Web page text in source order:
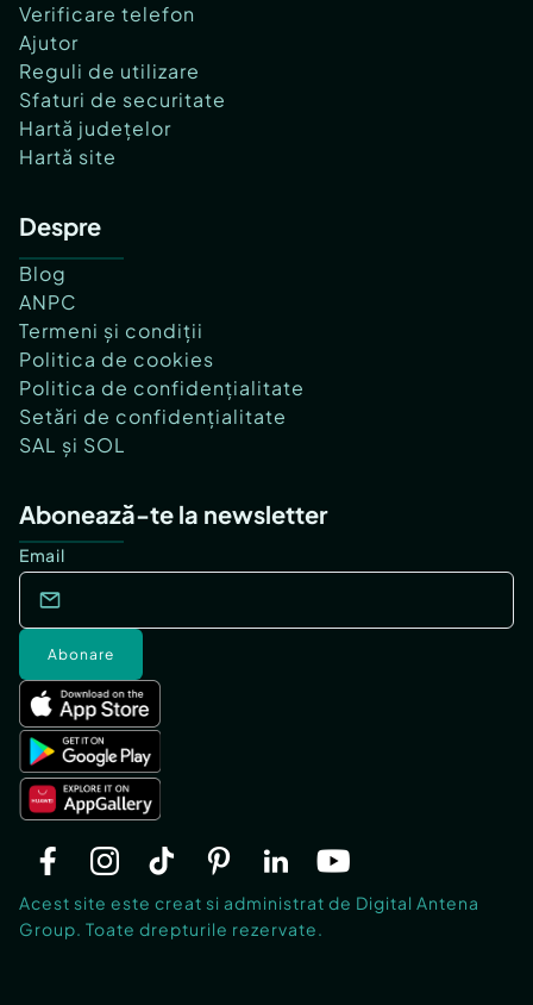
Verificare telefon
Ajutor
Reguli de utilizare
Sfaturi de securitate
Hartă județelor
Hartă site
Despre
Blog
ANPC
Termeni și condiții
Politica de cookies
Politica de confidențialitate
Setări de confidențialitate
SAL și SOL
Abonează-te la newsletter
Email
Abonare
Acest site este creat si administrat de Digital Antena
Group. Toate drepturile rezervate.